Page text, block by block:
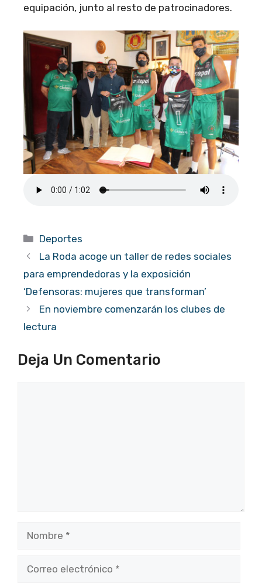
equipación, junto al resto de patrocinadores.
Categorías
Deportes
La Roda acoge un taller de redes sociales
para emprendedoras y la exposición
‘Defensoras: mujeres que transforman’
En noviembre comenzarán los clubes de
lectura
Deja Un Comentario
electrónico